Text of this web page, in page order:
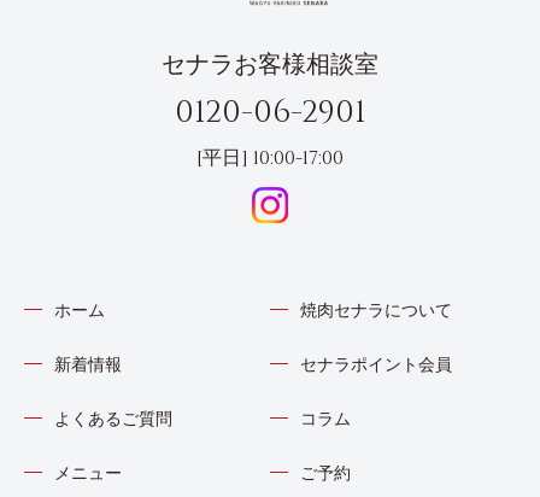
セナラお客様相談室
0120-06-2901
[平日] 10:00-17:00
ホーム 焼肉セナラについて
新着情報 セナラポイント会員
よくあるご質問 コラム
メニュー ご予約